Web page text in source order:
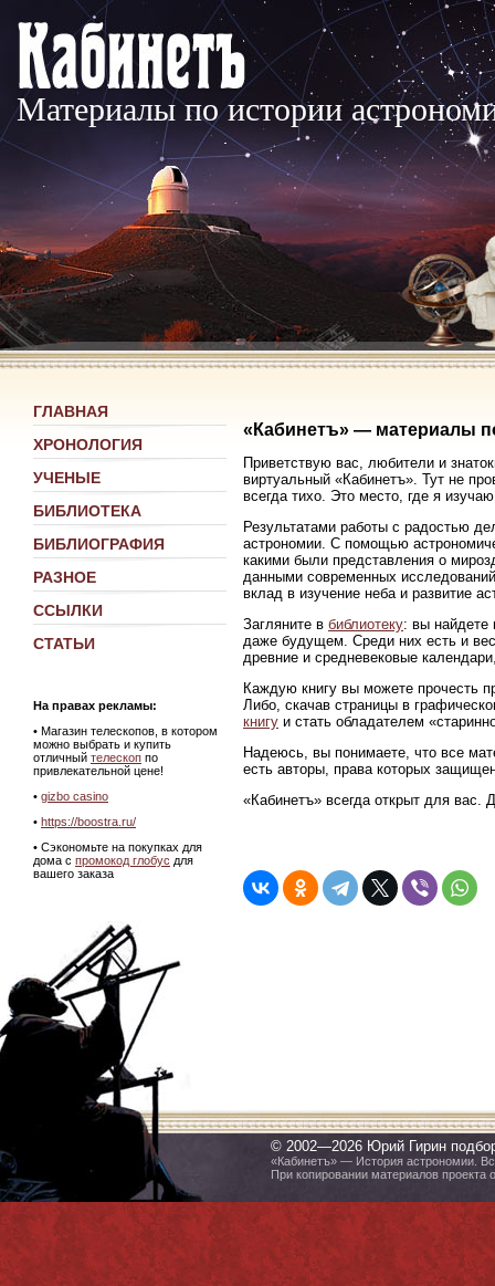
Материалы по истории
ГЛАВНАЯ
ХРОНОЛОГИЯ
УЧЕНЫЕ
БИБЛИОТЕКА
БИБЛИОГРАФИЯ
РАЗНОЕ
ССЫЛКИ
СТАТЬИ
На правах рекламы:
• Магазин телескопов, в котором
можно выбрать и купить
отличный телескоп по
привлекательной цене!
• gizbo casino
• https://boostra.ru/
• Сэкономьте на покупках для
дома с промокод глобус для
вашего заказа
«Кабинетъ» — материалы
Приветствую вас, любители и
виртуальный «Кабинетъ». Тут не
всегда тихо. Это место, где я
Результатами работы с радостью
астрономии. С помощью
какими были представления о
данными современных
вклад в изучение неба и развитие
Загляните в библиотеку: вы найдете
даже будущем. Среди них есть и
древние и средневековые
Каждую книгу вы можете прочесть
Либо, скачав страницы в
книгу и стать обладателем
Надеюсь, вы понимаете, что все
есть авторы, права которых
«Кабинетъ» всегда открыт для вас.
© 2002—2026 Юрий Гирин
«Кабинетъ» — История астрономии.
При копировании материалов проекта